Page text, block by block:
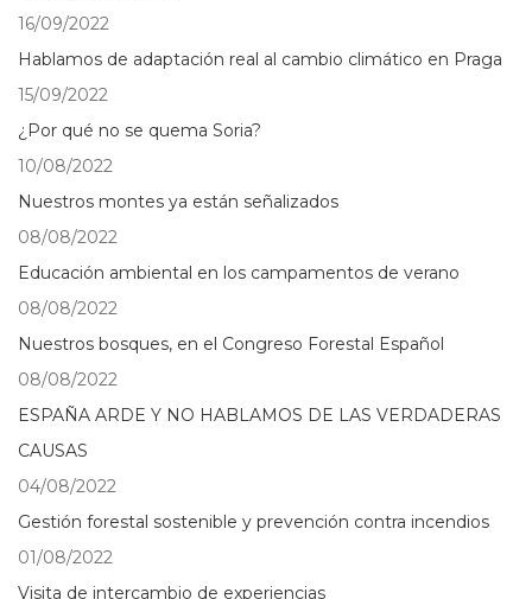
16/09/2022
Hablamos de adaptación real al cambio climático en Praga
15/09/2022
¿Por qué no se quema Soria?
10/08/2022
Nuestros montes ya están señalizados
08/08/2022
Educación ambiental en los campamentos de verano
08/08/2022
Nuestros bosques, en el Congreso Forestal Español
08/08/2022
ESPAÑA ARDE Y NO HABLAMOS DE LAS VERDADERAS
CAUSAS
04/08/2022
Gestión forestal sostenible y prevención contra incendios
01/08/2022
Visita de intercambio de experiencias